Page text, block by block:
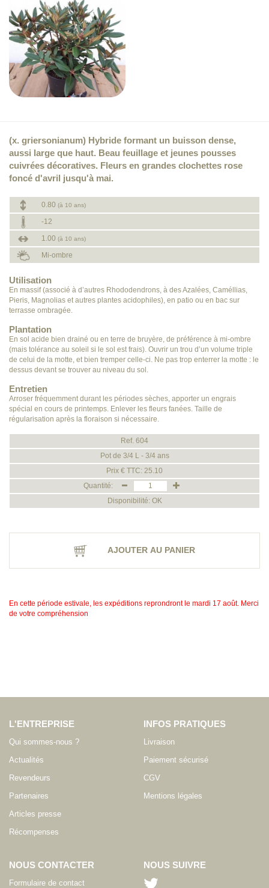
(x. griersonianum) Hybride formant un buisson dense,
aussi large que haut. Beau feuillage et jeunes pousses
cuivrées décoratives. Fleurs en grandes clochettes rose
foncé d'avril jusqu'à mai.
0.80 (à 10 ans)
-12
1.00 (à 10 ans)
Mi-ombre
Utilisation
En massif (associé à d’autres Rhododendrons, à des Azalées, Caméllias,
Pieris, Magnolias et autres plantes acidophiles), en patio ou en bac sur
terrasse ombragée.
Plantation
En sol acide bien drainé ou en terre de bruyère, de préférence à mi-ombre
(mais tolérance au soleil si le sol est frais). Ouvrir un trou d’un volume triple
de celui de la motte, et bien tremper celle-ci. Ne pas trop enterrer la motte : le
dessus devant se trouver au niveau du sol.
Entretien
Arroser fréquemment durant les périodes sèches, apporter un engrais
spécial en cours de printemps. Enlever les fleurs fanées. Taille de
régularisation après la floraison si nécessaire.
Ref. 604
Pot de 3/4 L - 3/4 ans
Prix € TTC: 25.10
Quantité:
Disponibilité: OK
AJOUTER AU PANIER
En cette période estivale, les expéditions reprondront le mardi 17 août. Merci
de votre compréhension
L'ENTREPRISE
Qui sommes-nous ?
Actualités
Revendeurs
Partenaires
Articles presse
Récompenses
INFOS PRATIQUES
Livraison
Paiement sécurisé
CGV
Mentions légales
NOUS CONTACTER
Formulaire de contact
NOUS SUIVRE